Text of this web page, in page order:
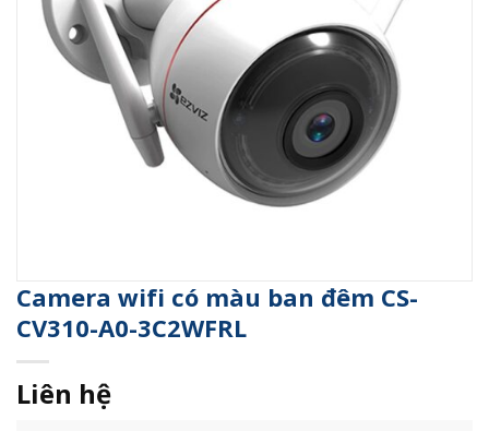
Camera wifi có màu ban đêm CS-
CV310-A0-3C2WFRL
Liên hệ